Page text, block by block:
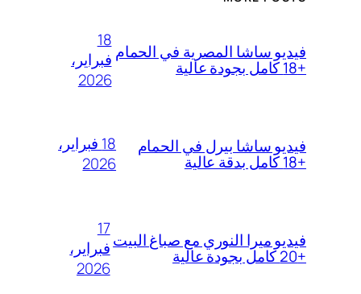
فيديو ساشا المصرية في الحمام
+18 كامل بجودة عالية
18
فبراير،
2026
فيديو ساشا بيرل في الحمام
+18 كامل بدقة عالية
18 فبراير،
2026
فيديو ميرا النوري مع صباغ البيت
+20 كامل بجودة عالية
17
فبراير،
2026